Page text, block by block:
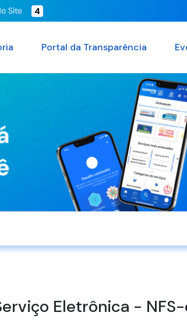
Site 4
Portal da Transparência
Eletrônica -